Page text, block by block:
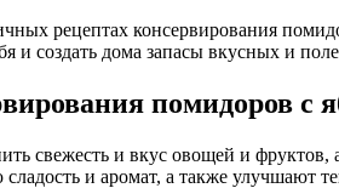
рецептах консервирования
и создать дома запасы вкусных и
помидоров с
свежесть и вкус овощей и
и аромат, а также улучшают